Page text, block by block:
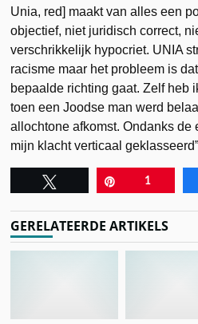
Unia, red] maakt van alles een
objectief, niet juridisch correct,
verschrikkelijk hypocriet. UNIA
racisme maar het probleem is
bepaalde richting gaat. Zelf heb
toen een Joodse man werd
allochtone afkomst. Ondanks de
mijn klacht verticaal
1
GERELATEERDE ARTIKELS